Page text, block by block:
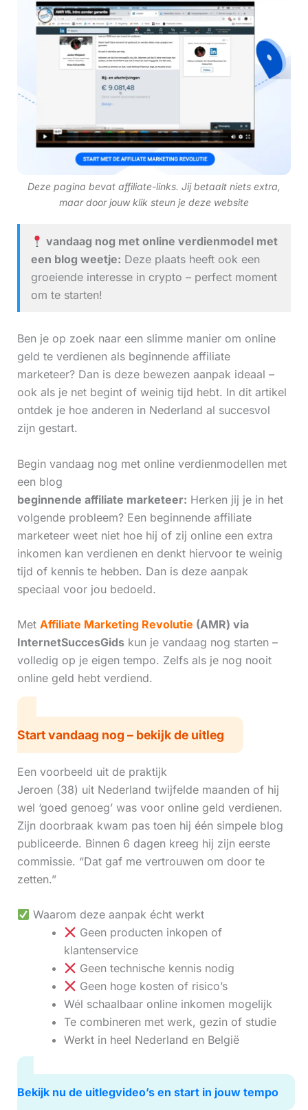
Deze pagina bevat affiliate-links. Jij betaalt niets extra,
maar door jouw klik steun je deze website
vandaag nog met online verdienmodel met
een blog weetje: Deze plaats heeft ook een
groeiende interesse in crypto – perfect moment
om te starten!
Ben je op zoek naar een slimme manier om online
geld te verdienen als beginnende affiliate
marketeer? Dan is deze bewezen aanpak ideaal –
ook als je net begint of weinig tijd hebt. In dit artikel
ontdek je hoe anderen in Nederland al succesvol
zijn gestart.
Begin vandaag nog met online verdienmodellen met
een blog
beginnende affiliate marketeer: Herken jij je in het
volgende probleem? Een beginnende affiliate
marketeer weet niet hoe hij of zij online een extra
inkomen kan verdienen en denkt hiervoor te weinig
tijd of kennis te hebben. Dan is deze aanpak
speciaal voor jou bedoeld.
Met Affiliate Marketing Revolutie (AMR) via
InternetSuccesGidskun je vandaag nog starten –
volledig op je eigen tempo. Zelfs als je nog nooit
online geld hebt verdiend.
Start vandaag nog – bekijk de uitleg
Een voorbeeld uit de praktijk
Jeroen (38) uit Nederland twijfelde maanden of hij
wel ‘goed genoeg’ was voor online geld verdienen.
Zijn doorbraak kwam pas toen hij één simpele blog
publiceerde. Binnen 6 dagen kreeg hij zijn eerste
commissie. “Dat gaf me vertrouwen om door te
zetten.”
Waarom deze aanpak écht werkt
Geen producten inkopen of
klantenservice
Geen technische kennis nodig
Geen hoge kosten of risico’s
Wél schaalbaar online inkomen mogelijk
Te combineren met werk, gezin of studie
Werkt in heel Nederland en België
Bekijk nu de uitlegvideo’s en start in jouw tempo